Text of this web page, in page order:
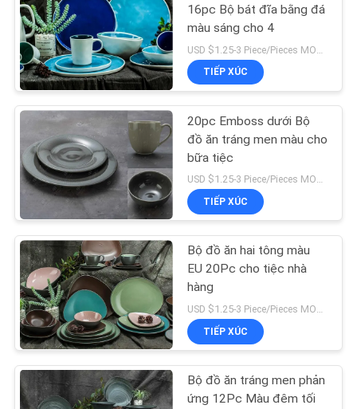
Đĩa ăn tối bằng gốm
37
Bộ bát sứ
18
16pc Bộ bát đĩa bằng đá
màu sáng cho 4
TIẾP XÚC
20pc Emboss dưới Bộ
đồ ăn tráng men màu cho
bữa tiệc
USD $1.25-3 Piece/Pieces MOQ:300 mảnh / miếng
TIẾP XÚC
Bộ đồ ăn hai tông màu
EU 20Pc cho tiệc nhà
hàng
USD $1.25-3 Piece/Pieces MOQ:300 mảnh / miếng
TIẾP XÚC
Bộ đồ ăn tráng men phản
ứng 12Pc Màu đêm tối